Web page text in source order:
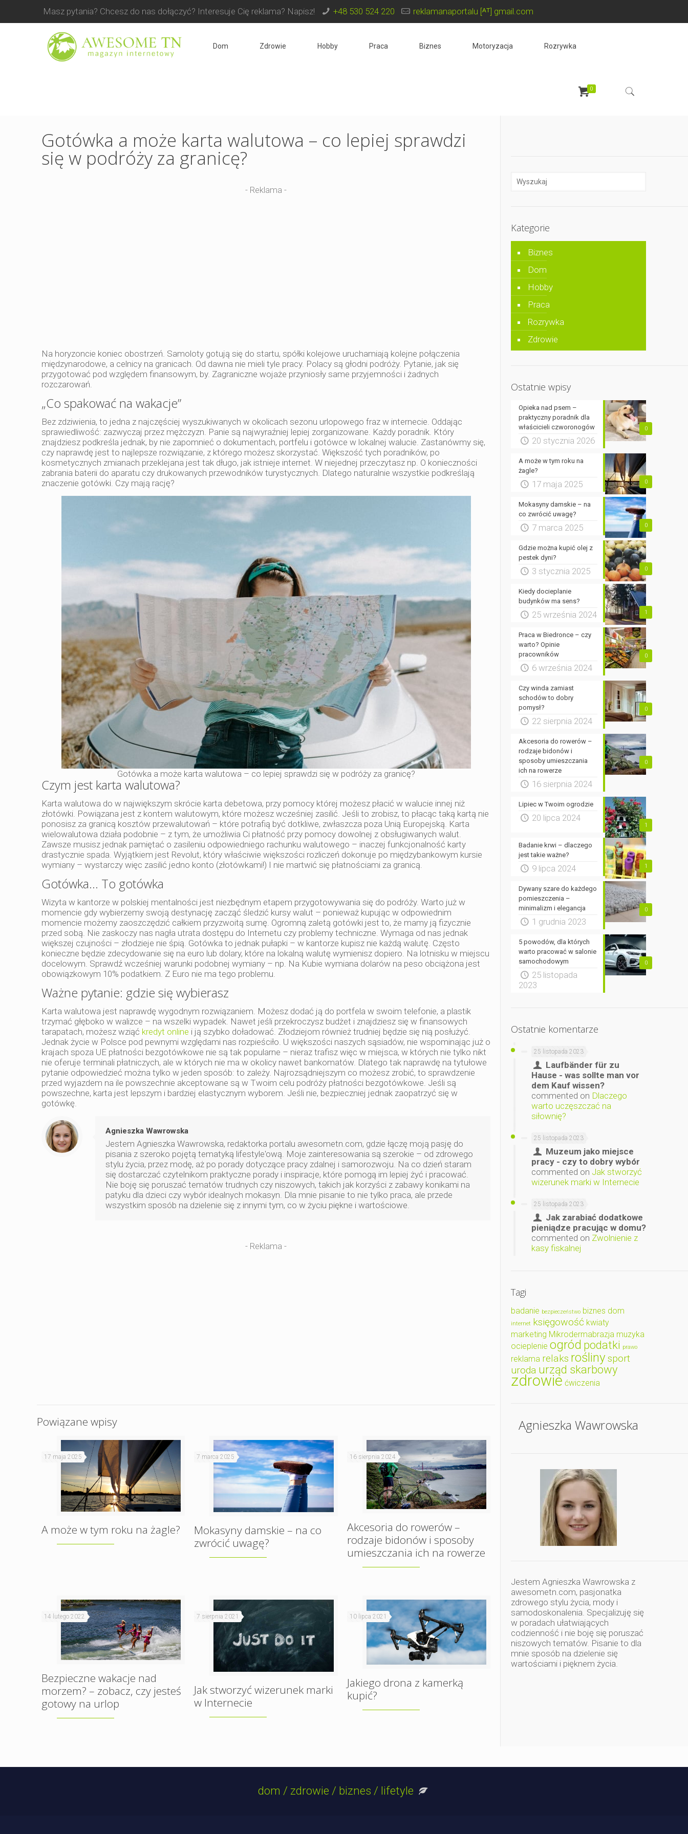
Masz pytania? Chcesz do nas dołączyć? Interesuje Cię reklama? Napisz! +48 530 524 220 reklamanaportalu [ᴬᵀ] gmail.com
Dom Zdrowie Hobby Praca Biznes Motoryzacja Rozrywka
0
Gotówka a może karta walutowa – co lepiej sprawdzi
się w podróży za granicę?
- Reklama -
Na horyzoncie koniec obostrzeń. Samoloty gotują się do startu, spółki kolejowe uruchamiają kolejne połączenia
międzynarodowe, a celnicy na granicach. Od dawna nie mieli tyle pracy. Polacy są głodni podróży. Pytanie, jak się
przygotować pod względem finansowym, by. Zagraniczne wojaże przyniosły same przyjemności i żadnych
rozczarowań.
„Co spakować na wakacje”
Bez zdziwienia, to jedna z najczęściej wyszukiwanych w okolicach sezonu urlopowego fraz w internecie. Oddając
sprawiedliwość: zazwyczaj przez mężczyzn. Panie są najwyraźniej lepiej zorganizowane. Każdy poradnik. Który
znajdziesz podkreśla jednak, by nie zapomnieć o dokumentach, portfelu i gotówce w lokalnej walucie. Zastanówmy się,
czy naprawdę jest to najlepsze rozwiązanie, z którego możesz skorzystać. Większość tych poradników, po
kosmetycznych zmianach przeklejana jest tak długo, jak istnieje internet. W niejednej przeczytasz np. O konieczności
zabrania baterii do aparatu czy drukowanych przewodników turystycznych. Dlatego naturalnie wszystkie podkreślają
znaczenie gotówki. Czy mają rację?
Gotówka a może karta walutowa – co lepiej sprawdzi się w podróży za granicę?
Czym jest karta walutowa?
Karta walutowa do w największym skrócie karta debetowa, przy pomocy której możesz płacić w walucie innej niż
złotówki. Powiązana jest z kontem walutowym, które możesz wcześniej zasilić. Jeśli to zrobisz, to płacąc taką kartą nie
ponosisz za granicą kosztów przewalutowań – które potrafią być dotkliwe, zwłaszcza poza Unią Europejską. Karta
wielowalutowa działa podobnie – z tym, że umożliwia Ci płatność przy pomocy dowolnej z obsługiwanych walut.
Zawsze musisz jednak pamiętać o zasileniu odpowiedniego rachunku walutowego – inaczej funkcjonalność karty
drastycznie spada. Wyjątkiem jest Revolut, który właściwie większości rozliczeń dokonuje po międzybankowym kursie
wymiany – wystarczy więc zasilić jedno konto (złotówkami!) I nie martwić się płatnościami za granicą.
Gotówka… To gotówka
Wizyta w kantorze w polskiej mentalności jest niezbędnym etapem przygotowywania się do podróży. Warto już w
momencie gdy wybierzemy swoją destynację zacząć śledzić kursy walut – ponieważ kupując w odpowiednim
momencie możemy zaoszczędzić całkiem przyzwoitą sumę. Ogromną zaletą gotówki jest to, że mamy ją fizycznie
przed sobą. Nie zaskoczy nas nagła utrata dostępu do Internetu czy problemy techniczne. Wymaga od nas jednak
większej czujności – złodzieje nie śpią. Gotówka to jednak pułapki – w kantorze kupisz nie każdą walutę. Często
konieczne będzie zdecydowanie się na euro lub dolary, które na lokalną walutę wymienisz dopiero. Na lotnisku w miejscu
docelowym. Sprawdź wcześniej warunki podobnej wymiany – np. Na Kubie wymiana dolarów na peso obciążona jest
obowiązkowym 10% podatkiem. Z Euro nie ma tego problemu.
Ważne pytanie: gdzie się wybierasz
Karta walutowa jest naprawdę wygodnym rozwiązaniem. Możesz dodać ją do portfela w swoim telefonie, a plastik
trzymać głęboko w walizce – na wszelki wypadek. Nawet jeśli przekroczysz budżet i znajdziesz się w finansowych
tarapatach, możesz wziąć kredyt online i ją szybko doładować. Złodziejom również trudniej będzie się nią posłużyć.
Jednak życie w Polsce pod pewnymi względami nas rozpieściło. U większości naszych sąsiadów, nie wspominając już o
krajach spoza UE płatności bezgotówkowe nie są tak popularne – nieraz trafisz więc w miejsca, w których nie tylko nikt
nie oferuje terminali płatniczych, ale w których nie ma w okolicy nawet bankomatów. Dlatego tak naprawdę na tytułowe
pytanie odpowiedzieć można tylko w jeden sposób: to zależy. Najrozsądniejszym co możesz zrobić, to sprawdzenie
przed wyjazdem na ile powszechnie akceptowane są w Twoim celu podróży płatności bezgotówkowe. Jeśli są
powszechne, karta jest lepszym i bardziej elastycznym wyborem. Jeśli nie, bezpieczniej jednak zaopatrzyć się w
gotówkę.
Agnieszka Wawrowska
Jestem Agnieszka Wawrowska, redaktorka portalu awesometn.com, gdzie łączę moją pasję do
pisania z szeroko pojętą tematyką lifestyle'ową. Moje zainteresowania są szerokie – od zdrowego
stylu życia, przez modę, aż po porady dotyczące pracy zdalnej i samorozwoju. Na co dzień staram
się dostarczać czytelnikom praktyczne porady i inspiracje, które pomogą im lepiej żyć i pracować.
Nie boję się poruszać tematów trudnych czy niszowych, takich jak korzyści z zabawy konikami na
patyku dla dzieci czy wybór idealnych mokasyn. Dla mnie pisanie to nie tylko praca, ale przede
wszystkim sposób na dzielenie się z innymi tym, co w życiu piękne i wartościowe.
- Reklama -
Powiązane wpisy
17 maja 2025
A może w tym roku na żagle?
7 marca 2025
Mokasyny damskie – na co
zwrócić uwagę?
16 sierpnia 2024
Akcesoria do rowerów –
rodzaje bidonów i sposoby
umieszczania ich na rowerze
14 lutego 2022
Bezpieczne wakacje nad
morzem? – zobacz, czy jesteś
gotowy na urlop
7 sierpnia 2021
Jak stworzyć wizerunek marki
w Internecie
10 lipca 2021
Jakiego drona z kamerką
kupić?
Kategorie
Biznes
Dom
Hobby
Praca
Rozrywka
Zdrowie
Ostatnie wpisy
0
Opieka nad psem –
praktyczny poradnik dla
właścicieli czworonogów
20 stycznia 2026
0
A może w tym roku na
żagle?
17 maja 2025
0
Mokasyny damskie – na
co zwrócić uwagę?
7 marca 2025
0
Gdzie można kupić olej z
pestek dyni?
3 stycznia 2025
1
Kiedy docieplanie
budynków ma sens?
25 września 2024
0
Praca w Biedronce – czy
warto? Opinie
pracowników
6 września 2024
0
Czy winda zamiast
schodów to dobry
pomysł?
22 sierpnia 2024
0
Akcesoria do rowerów –
rodzaje bidonów i
sposoby umieszczania
ich na rowerze
16 sierpnia 2024
1
Lipiec w Twoim ogrodzie
20 lipca 2024
1
Badanie krwi – dlaczego
jest takie ważne?
9 lipca 2024
0
Dywany szare do każdego
pomieszczenia –
minimalizm i elegancja
1 grudnia 2023
0
5 powodów, dla których
warto pracować w salonie
samochodowym
25 listopada
2023
Ostatnie komentarze
25 listopada 2023
Laufbänder für zu
Hause - was sollte man vor
dem Kauf wissen?
commented on Dlaczego
warto uczęszczać na
siłownię?
25 listopada 2023
Muzeum jako miejsce
pracy - czy to dobry wybór
commented on Jak stworzyć
wizerunek marki w Internecie
25 listopada 2023
Jak zarabiać dodatkowe
pieniądze pracując w domu?
commented on Zwolnienie z
kasy fiskalnej
Tagi
badanie bezpieczeństwo biznes dom
internet księgowość kwiaty
marketing Mikrodermabrazja muzyka
ocieplenie ogród podatki prawo
reklama relaks roślinysport
uroda urząd skarbowy
zdrowie ćwiczenia
Agnieszka Wawrowska
Jestem Agnieszka Wawrowska z
awesometn.com, pasjonatka
zdrowego stylu życia, mody i
samodoskonalenia. Specjalizuję się
w poradach ułatwiających
codzienność i nie boję się poruszać
niszowych tematów. Pisanie to dla
mnie sposób na dzielenie się
wartościami i pięknem życia.
dom / zdrowie / biznes / lifetyle